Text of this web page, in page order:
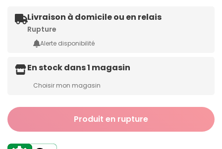
Livraison à domicile ou en relais
Rupture
Alerte disponibilité
En stock dans 1 magasin
Choisir mon magasin
Produit en rupture